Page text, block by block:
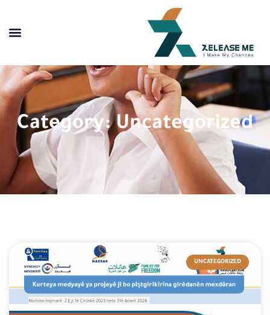
Category: Uncategorized
UNCATEGORIZED